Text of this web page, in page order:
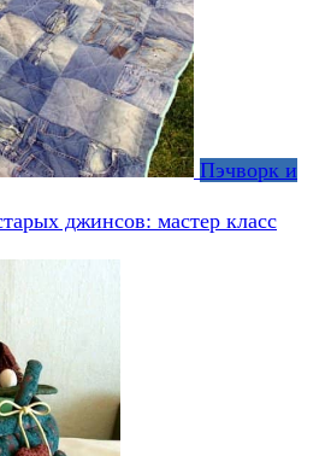
Пэчворк и
джинсов: мастер класс